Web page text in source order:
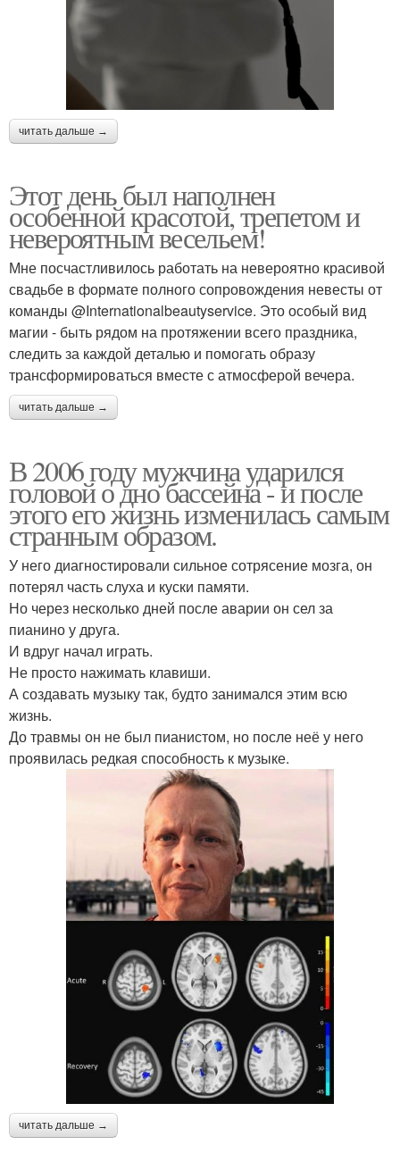
читать дальше →
Этот день был наполнен
особенной красотой, трепетом и
невероятным весельем!
Мне посчастливилось работать на невероятно красивой
свадьбе в формате полного сопровождения невесты от
команды @Internationalbeautyservice. Это особый вид
магии - быть рядом на протяжении всего праздника,
следить за каждой деталью и помогать образу
трансформироваться вместе с атмосферой вечера.
читать дальше →
В 2006 году мужчина ударился
головой о дно бассейна - и после
этого его жизнь изменилась самым
странным образом.
У него диагностировали сильное сотрясение мозга, он
потерял часть слуха и куски памяти.
Но через несколько дней после аварии он сел за
пианино у друга.
И вдруг начал играть.
Не просто нажимать клавиши.
А создавать музыку так, будто занимался этим всю
жизнь.
До травмы он не был пианистом, но после неё у него
проявилась редкая способность к музыке.
читать дальше →